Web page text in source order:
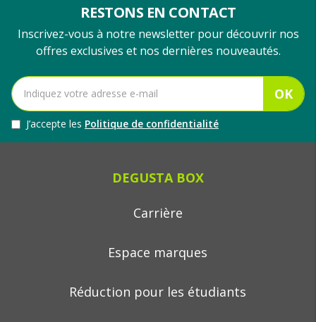
RESTONS EN CONTACT
Inscrivez-vous à notre newsletter pour découvrir nos
offres exclusives et nos dernières nouveautés.
OK
J’accepte les Politique de confidentialité
DEGUSTA BOX
Carrière
Espace marques
Réduction pour les étudiants